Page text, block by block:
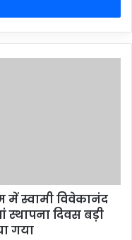
में स्वामी विवेकानंद
स्थापना दिवस बड़ी
गया